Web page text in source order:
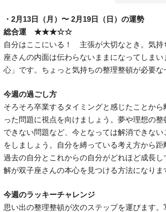
・2月13日（月）〜 2月19日（日）の運勢
総合運 ★★★☆☆
自分はここにいる！ 主張が大切なとき。気
座さんの内面は伝わらないままになってしま
心」です。ちょっと気持ちの整理整頓が必要な
今週の過ごし方
そろそろ卒業するタイミングと感じたことか
った問題に視点を向けましょう。夢や理想の
できない問題など、今となっては解消できな
をしましょう。自分を縛っている考え方から
過去の自分とこれからの自分がどれほど成長
解が双子座さんの本心を見つける方法になりま
今週のラッキーチャレンジ
思い出の整理整頓が次のステップを運びます